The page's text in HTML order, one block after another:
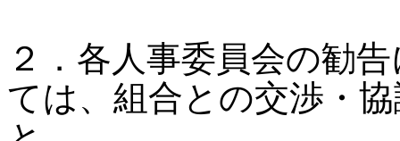
２．各人事委員会の勧
ては、組合との交渉・